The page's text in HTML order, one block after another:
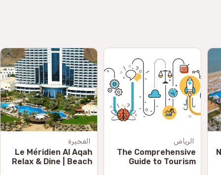
الرياض
The Comprehensive
Guide to Tourism
الفجيرة
Le Méridien Al Aqah
Relax & Dine | Beach